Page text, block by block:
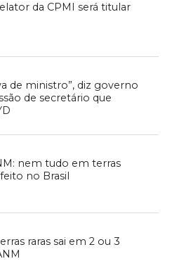
da CPMI será titular
de ministro”, diz governo
de secretário que
nem tudo em terras
no Brasil
raras sai em 2 ou 3